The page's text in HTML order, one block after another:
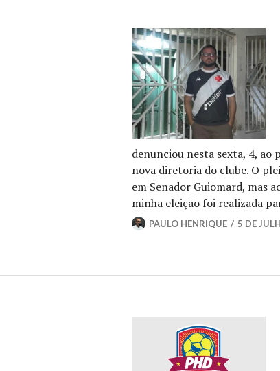
denunciou nesta sexta, 4, ao
nova diretoria do clube. O
em Senador Guiomard, mas
minha eleição foi realizada
PAULO HENRIQUE 5 DE